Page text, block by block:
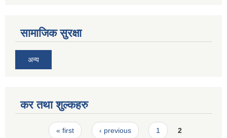
सामाजिक सुरक्षा
अन्य
कर तथा शुल्कहरु
Pages« first ‹ previous 1 2